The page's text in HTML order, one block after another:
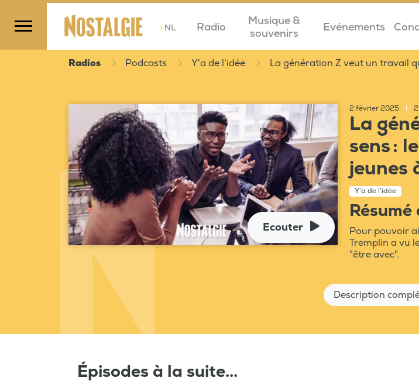
>NL Radio
Musique &
souvenirs
Evénements
Radios Podcasts Y'a de l'idée La génération Z veut un travail
Ecouter
2 février 2025
La
sens :
jeunes
Y'a de l'idée
Pour pouvoir
Tremplin a vu
"être avec".
Description
Épisodes à la suite...